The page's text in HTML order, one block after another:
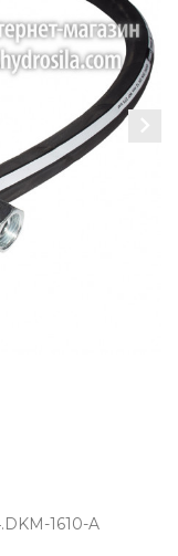
1610-A